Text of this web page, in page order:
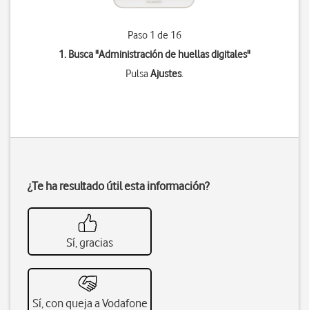
Paso 1 de 16
1. Busca "Administración de huellas digitales"
PulsaAjustes.
¿Te ha resultado útil esta información?
Sí, gracias
Sí, con queja a Vodafone